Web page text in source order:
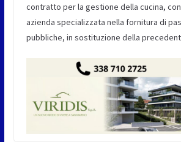
contratto per la gestione della cucina, con
azienda specializzata nella fornitura di
pubbliche, in sostituzione della